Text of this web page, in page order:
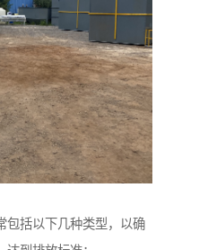
包括以下几种类型，以确